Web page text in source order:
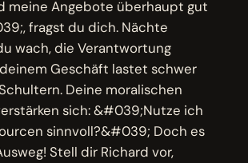
meine Angebote überhaupt gut
fragst du dich. Nächte
wach, die Verantwortung
Geschäft lastet schwer
Deine moralischen
sich: &#039;Nutze ich
sinnvoll?&#039; Doch es
Stell dir Richard vor,